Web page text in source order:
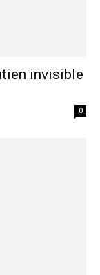
invisible
0